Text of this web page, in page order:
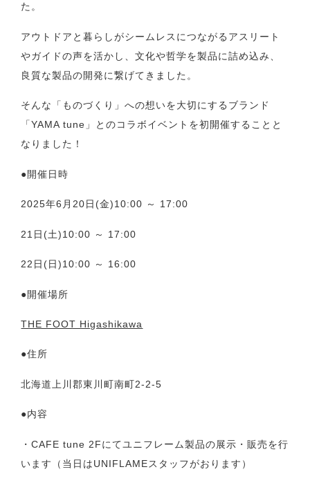
た。
アウトドアと暮らしがシームレスにつながるアスリート
やガイドの声を活かし、文化や哲学を製品に詰め込み、
良質な製品の開発に繋げてきました。
そんな「ものづくり」への想いを大切にするブランド
「YAMA tune」とのコラボイベントを初開催することと
なりました！
●開催日時
2025年6月20日(金)10:00 ～ 17:00
21日(土)10:00 ～ 17:00
22日(日)10:00 ～ 16:00
●開催場所
THE FOOT Higashikawa
●住所
北海道上川郡東川町南町2-2-5
●内容
・CAFE tune 2Fにてユニフレーム製品の展示・販売を行
います（当日はUNIFLAMEスタッフがおります）